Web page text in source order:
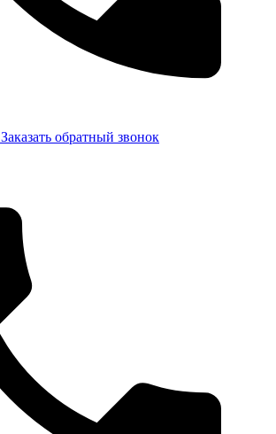
Заказать обратный звонок